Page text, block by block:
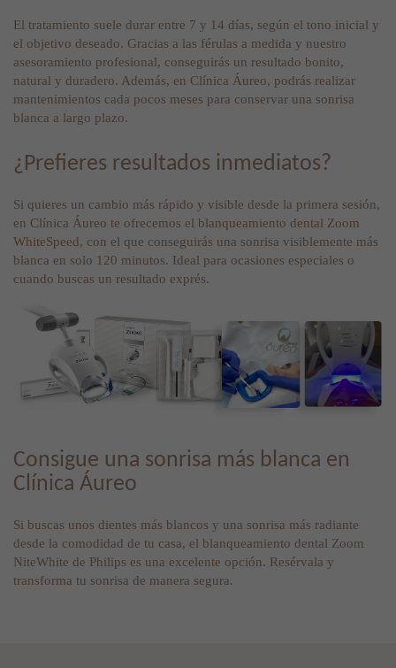
El tratamiento suele durar entre 7 y 14 días, según el tono inicial y
el objetivo deseado. Gracias a las férulas a medida y nuestro
asesoramiento profesional, conseguirás un resultado bonito,
natural y duradero. Además, en Clínica Áureo, podrás realizar
mantenimientos cada pocos meses para conservar una sonrisa
blanca a largo plazo.
¿Prefieres resultados inmediatos?
Si quieres un cambio más rápido y visible desde la primera sesión,
en Clínica Áureo te ofrecemos el blanqueamiento dental Zoom
WhiteSpeed, con el que conseguirás una sonrisa visiblemente más
blanca en solo 120 minutos. Ideal para ocasiones especiales o
cuando buscas un resultado exprés.
Consigue una sonrisa más blanca en
Clínica Áureo
Si buscas unos dientes más blancos y una sonrisa más radiante
desde la comodidad de tu casa, el blanqueamiento dental Zoom
NiteWhite de Philips es una excelente opción. Resérvala y
transforma tu sonrisa de manera segura.